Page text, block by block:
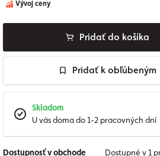
Vývoj ceny
Pridať do košíka
Pridať k obľúbeným
Skladom
U vás doma do 1-2 pracovných dní
Dostupnosť v obchode Dostupné v 1